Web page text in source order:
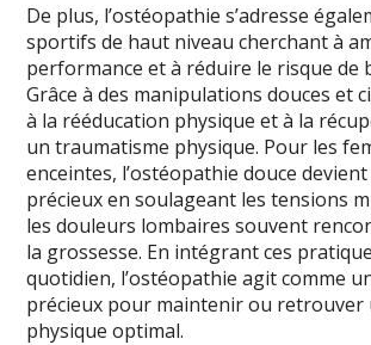
De plus, l’ostéopathie s’adresse
sportifs de haut niveau cherchant à
performance et à réduire le risque de
Grâce à des manipulations douces et
à la rééducation physique et à la
un traumatisme physique. Pour les
enceintes, l’ostéopathie douce
précieux en soulageant les tensions
les douleurs lombaires souvent
la grossesse. En intégrant ces
quotidien, l’ostéopathie agit comme
précieux pour maintenir ou retrouver
physique optimal.